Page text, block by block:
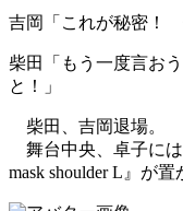
吉岡「これが秘密！
柴田「もう一度言お
と！」
柴田、吉岡退場。
舞台中央、卓子には
mask shoulder L』が置